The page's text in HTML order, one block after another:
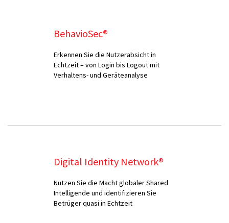
BehavioSec®
Erkennen Sie die Nutzerabsicht in
Echtzeit – von Login bis Logout mit
Verhaltens- und Geräteanalyse
Digital Identity Network®
Nutzen Sie die Macht globaler Shared
Intelligende und identifizieren Sie
Betrüger quasi in Echtzeit